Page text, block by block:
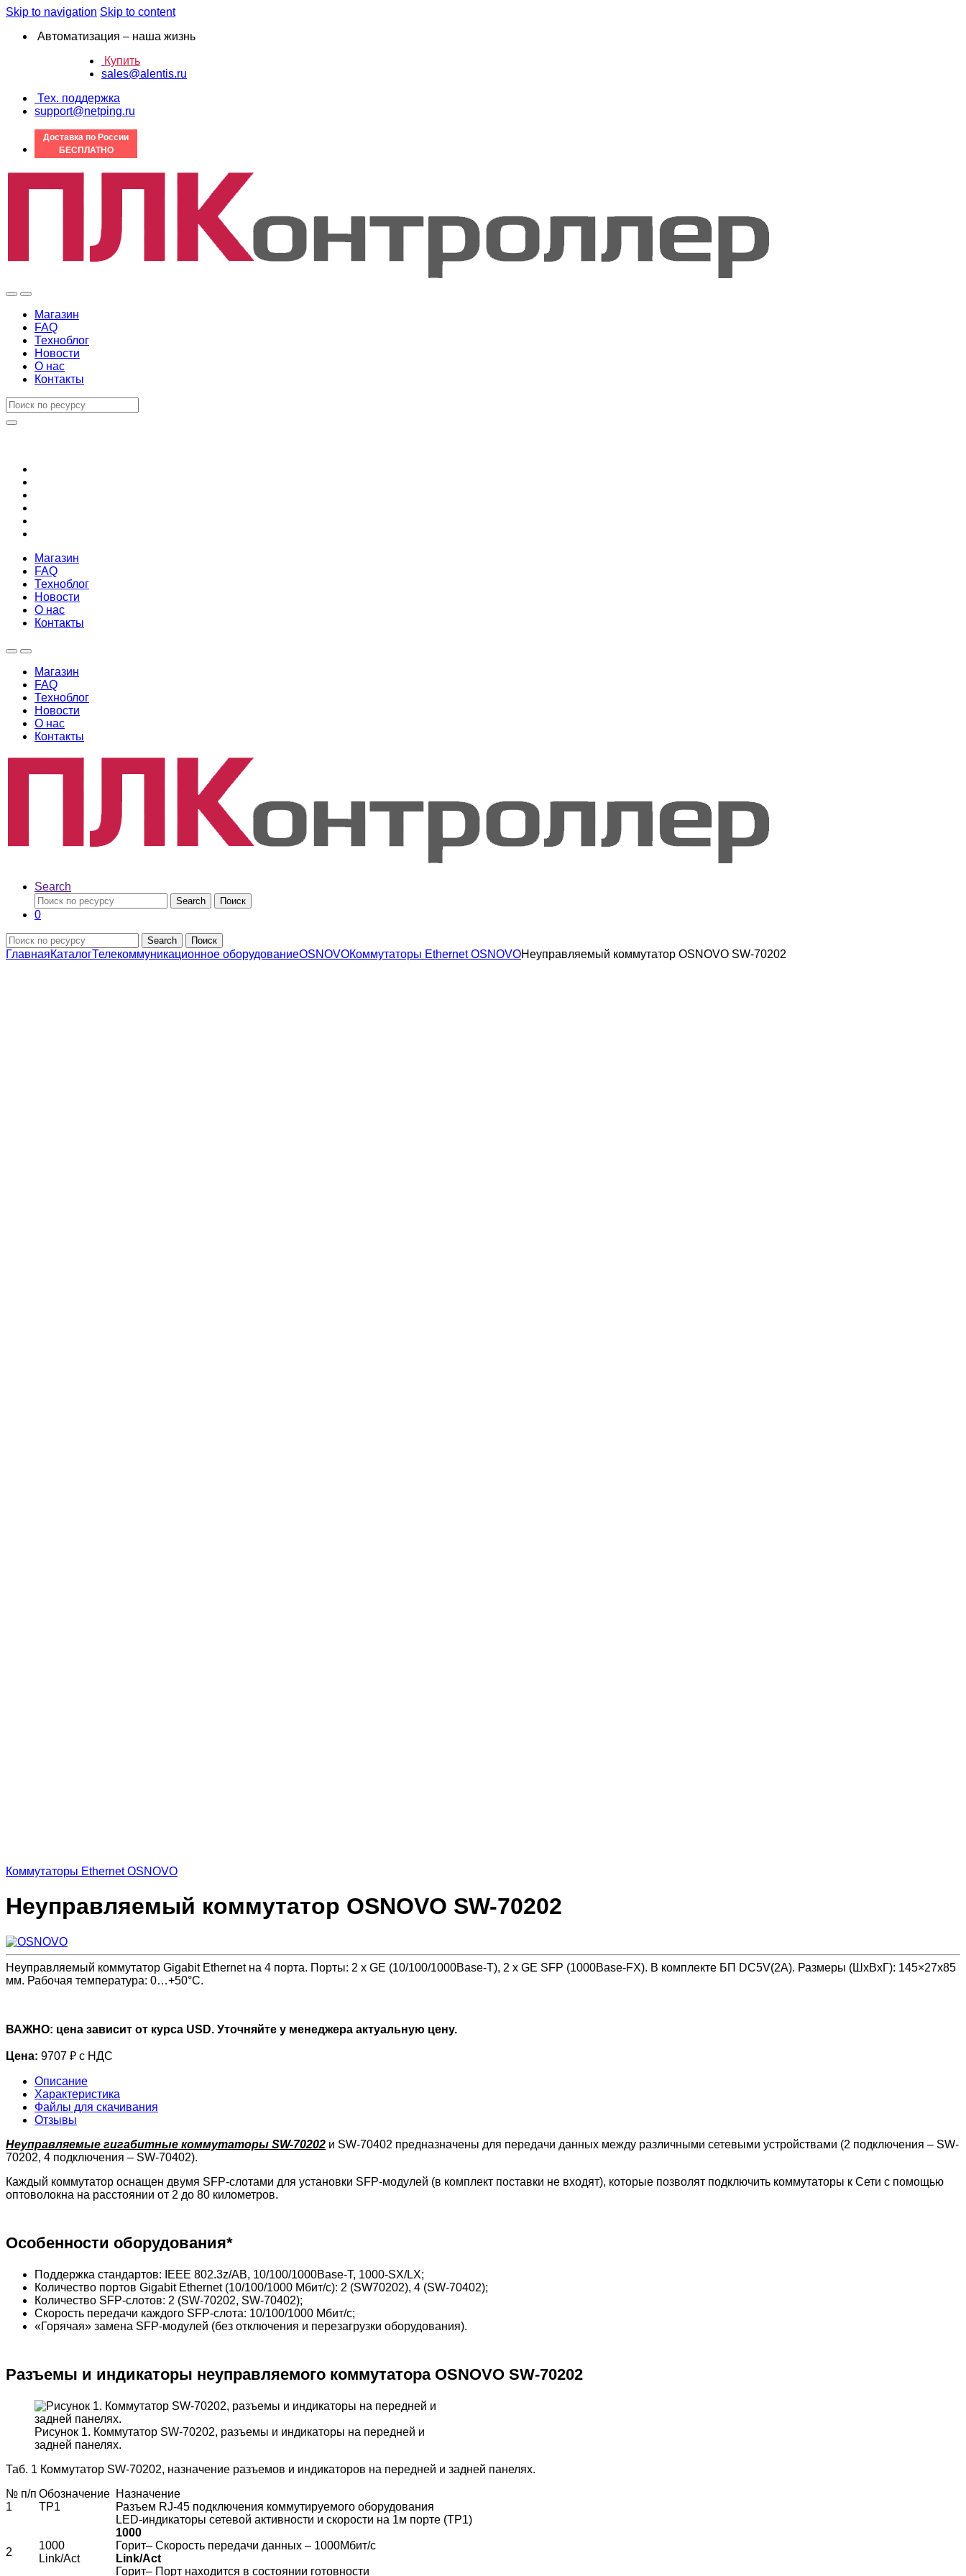
Skip to navigation Skip to content
Автоматизация – наша жизнь
Купить
sales@alentis.ru
Тех. поддержка
support@netping.ru
Доставка по России
БЕСПЛАТНО
Магазин
FAQ
Техноблог
Новости
О нас
Контакты
Магазин
FAQ
Техноблог
Новости
О нас
Контакты
Магазин
FAQ
Техноблог
Новости
О нас
Контакты
Search
Search Поиск
0
Search Поиск
ГлавнаяКаталогТелекоммуникационное оборудованиеOSNOVOКоммутаторы Ethernet OSNOVOНеуправляемый коммутатор OSNOVO SW-70202
Коммутаторы Ethernet OSNOVO
Неуправляемый коммутатор OSNOVO SW-70202
Неуправляемый коммутатор Gigabit Ethernet на 4 порта. Порты: 2 x GE (10/100/1000Base-T), 2 x GE SFP (1000Base-FX). В комплекте БП DC5V(2A). Размеры (ШхВхГ): 145×27х85
мм. Рабочая температура: 0…+50°С.
ВАЖНО: цена зависит от курса USD. Уточняйте у менеджера актуальную цену.
Цена: 9707 ₽ с НДС
Описание
Характеристика
Файлы для скачивания
Отзывы
Неуправляемые гигабитные коммутаторы SW-70202 и SW-70402 предназначены для передачи данных между различными сетевыми устройствами (2 подключения – SW-
70202, 4 подключения – SW-70402).
Каждый коммутатор оснащен двумя SFP-слотами для установки SFP-модулей (в комплект поставки не входят), которые позволят подключить коммутаторы к Сети с помощью
оптоволокна на расстоянии от 2 до 80 километров.
Особенности оборудования*
Поддержка стандартов: IEEE 802.3z/AB, 10/100/1000Base-T, 1000-SX/LX;
Количество портов Gigabit Ethernet (10/100/1000 Мбит/с): 2 (SW70202), 4 (SW-70402);
Количество SFP-слотов: 2 (SW-70202, SW-70402);
Скорость передачи каждого SFP-слота: 10/100/1000 Мбит/с;
«Горячая» замена SFP-модулей (без отключения и перезагрузки оборудования).
Разъемы и индикаторы неуправляемого коммутатора OSNOVO SW-70202
Рисунок 1. Коммутатор SW-70202, разъемы и индикаторы на передней и
задней панелях.
Таб. 1 Коммутатор SW-70202, назначение разъемов и индикаторов на передней и задней панелях.
№ п/п Обозначение Назначение
1
TP1 Разъем RJ-45 подключения коммутируемого оборудования
2
1000
Link/Act
LED-индикаторы сетевой активности и скорости на 1м порте (TP1)
1000
Горит– Скорость передачи данных – 1000Мбит/с
Link/Act
Горит– Порт находится в состоянии готовности